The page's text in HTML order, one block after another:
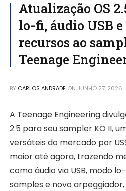
Atualização OS
lo-fi, áudio USB
recursos ao
Teenage
BY CARLOS ANDRADE ON JUNHO 27, 2026
A Teenage Engineering
2.5 para seu sampler KO II,
versáteis do mercado por
maior até agora, trazendo
como áudio via USB, modo
samples e novo